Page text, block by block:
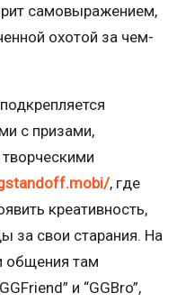
самовыражением,
охотой за чем-
с призами,
, где
креативность,
за свои старания. На
общения там
и “GGBro”,